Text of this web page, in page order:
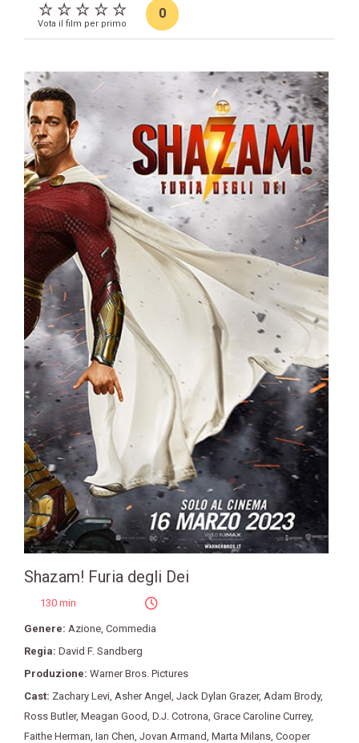
Vota il film per primo
0
Shazam! Furia degli Dei
130 min
Genere: Azione, Commedia
Regia: David F. Sandberg
Produzione: Warner Bros. Pictures
Cast: Zachary Levi, Asher Angel , Jack Dylan Grazer, Adam Brody,
Ross Butler, Meagan Good, D.J. Cotrona, Grace Caroline Currey,
Faithe Herman, Ian Chen, Jovan Armand, Marta Milans, Cooper